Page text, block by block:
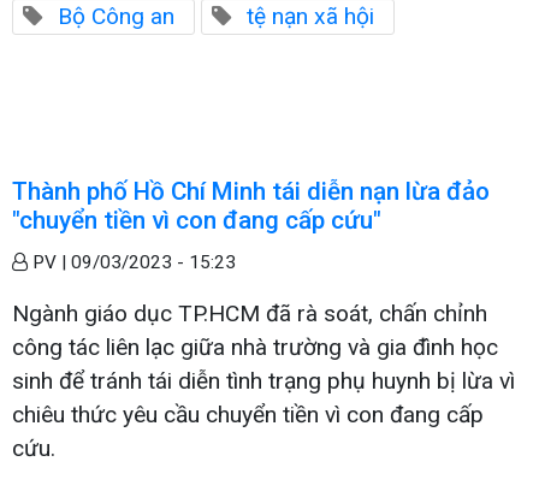
Bộ Công an
tệ nạn xã hội
Thành phố Hồ Chí Minh tái diễn nạn lừa đảo
"chuyển tiền vì con đang cấp cứu"
PV | 09/03/2023 - 15:23
Ngành giáo dục TP.HCM đã rà soát, chấn chỉnh
công tác liên lạc giữa nhà trường và gia đình học
sinh để tránh tái diễn tình trạng phụ huynh bị lừa vì
chiêu thức yêu cầu chuyển tiền vì con đang cấp
cứu.